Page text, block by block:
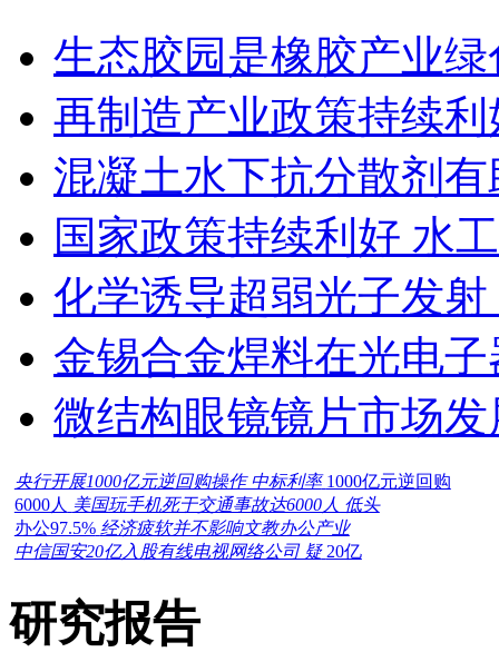
生态胶园是橡胶产业
再制造产业政策持续
混凝土水下抗分散剂
国家政策持续利好 水
化学诱导超弱光子发
金锡合金焊料在光电
微结构眼镜镜片市场
央行开展1000亿元逆回购操作 中标利率 1000亿元逆回购
6000人 美国玩手机死于交通事故达6000人 低头
办公97.5% 经济疲软并不影响文教办公产业
中信国安20亿入股有线电视网络公司 疑 20亿
研究报告